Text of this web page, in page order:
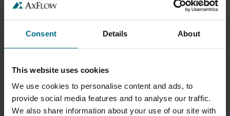
Consent Details About
This website uses cookies
We use cookies to personalise content and ads, to
provide social media features and to analyse our traffic.
We also share information about your use of our site with
WAUKESHA UNIVERSAL 2 POUR
LA PHARMA ET LA BIO-TECH
Conçu pour les procédés de